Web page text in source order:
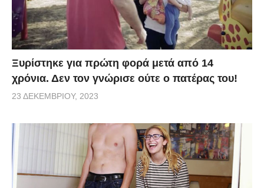
Ξυρίστηκε για πρώτη φορά μετά από 14
χρόνια. Δεν τον γνώρισε ούτε ο πατέρας του!
23 ΔΕΚΕΜΒΡΊΟΥ, 2023